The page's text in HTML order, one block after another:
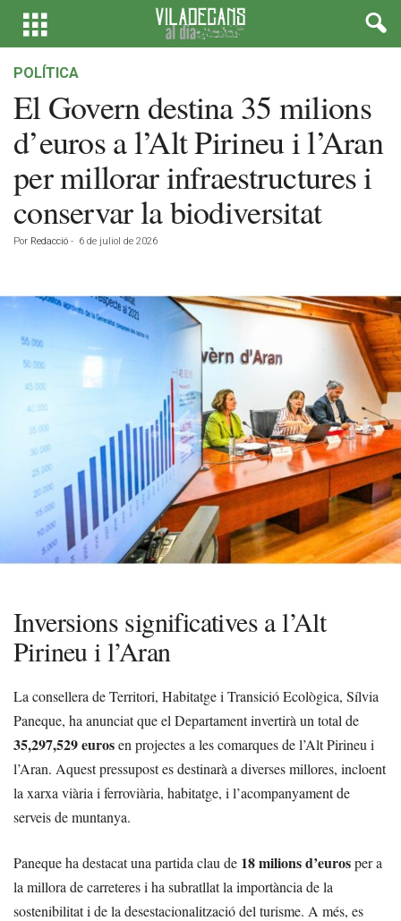
POLÍTICA
El Govern destina 35 milions
d’euros a l’Alt Pirineu i l’Aran
per millorar infraestructures i
conservar la biodiversitat
Por Redacció - 6 de juliol de 2026
Inversions significatives a l’Alt
Pirineu i l’Aran
La consellera de Territori, Habitatge i Transició Ecològica, Sílvia
Paneque, ha anunciat que el Departament invertirà un total de
35,297,529 eurosen projectes a les comarques de l’Alt Pirineu i
l’Aran. Aquest pressupost es destinarà a diverses millores, incloent
la xarxa viària i ferroviària, habitatge, i l’acompanyament de
serveis de muntanya.
Paneque ha destacat una partida clau de 18 milions d’eurosper a
la millora de carreteres i ha subratllat la importància de la
sostenibilitat i de la desestacionalització del turisme. A més, es